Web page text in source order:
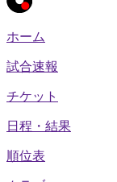
ホーム
試合速報
チケット
日程・結果
順位表